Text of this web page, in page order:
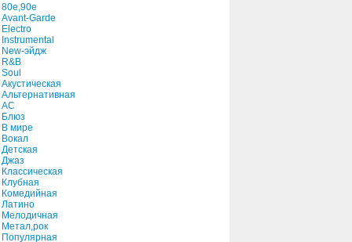
80e,90e
Avant-Garde
Electro
Instrumental
New-эйдж
R&B
Soul
Акустическая
Альтернативная
АС
Блюз
В мире
Вокал
Детская
Джаз
Классическая
Клубная
Комедийная
Латино
Мелодичная
Метал,рок
Популярная